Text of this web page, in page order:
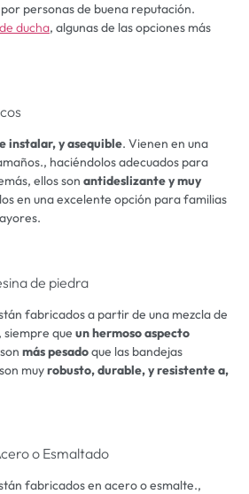
personas de buena reputación.
ducha, algunas de las opciones más
instalar, y asequible. Vienen en una
haciéndolos adecuados para
ellos son antideslizante y muy
en una excelente opción para familias
de piedra
fabricados a partir de una mezcla de
que un hermoso aspecto
más pesadoque las bandejas
muyrobusto, durable, y resistente a,
o Esmaltado
fabricados en acero o esmalte.,